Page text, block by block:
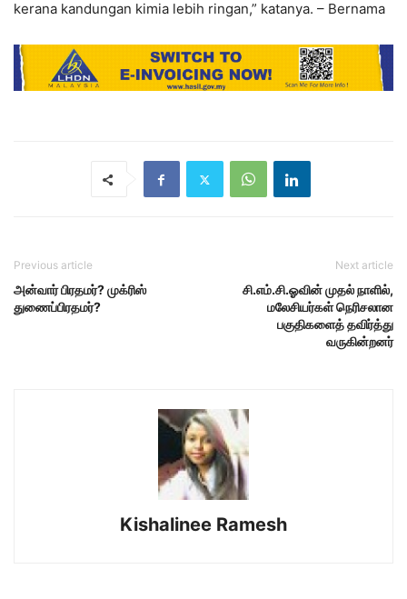
kerana kandungan kimia lebih ringan,” katanya. – Bernama
Previous article
அன்வார் பிரதமர்? முக்ரிஸ்
துணைப்பிரதமர்?
Next article
சி.எம்.சி.ஓவின் முதல் நாளில்,
மலேசியர்கள் நெரிசலான
பகுதிகளைத் தவிர்த்து
வருகின்றனர்
Kishalinee Ramesh